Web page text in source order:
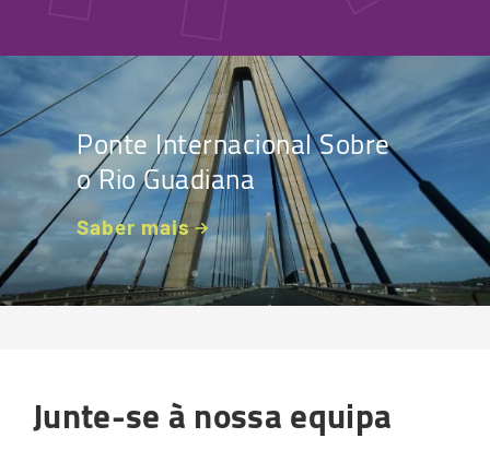
Ponte Internacional Sobre
o Rio Guadiana
Saber mais
Junte-se à nossa equipa